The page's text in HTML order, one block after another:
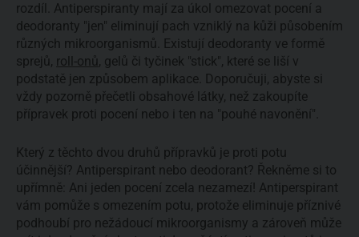
rozdíl. Antiperspiranty mají za úkol omezovat pocení a
deodoranty "jen" eliminují pach vzniklý na kůži působením
různých mikroorganismů. Existují deodoranty ve formě
sprejů, roll-onů, gelů či tyčinek "stick", které se liší v
podstatě jen způsobem aplikace. Doporučuji, abyste si
vždy pozorně přečetli obsahové látky, než zakoupíte
přípravek proti pocení nebo i ten na "pouhé navonění".
Který z těchto dvou druhů přípravků je proti potu
účinnější? Antiperspirant nebo deodorant? Řekněme si to
upřímně: Ani jeden pocení zcela nezamezí! Antiperspirant
vám pomůže s omezením potu, protože eliminuje příznivé
podhoubí pro nežádoucí mikroorganismy a zároveň může